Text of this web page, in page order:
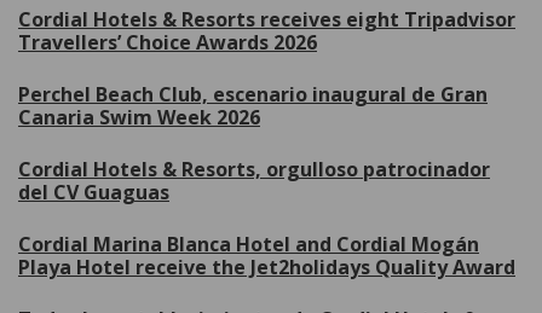
Cordial Hotels & Resorts receives eight Tripadvisor
Travellers’ Choice Awards 2026
Perchel Beach Club, escenario inaugural de Gran
Canaria Swim Week 2026
Cordial Hotels & Resorts, orgulloso patrocinador
del CV Guaguas
Cordial Marina Blanca Hotel and Cordial Mogán
Playa Hotel receive the Jet2holidays Quality Award